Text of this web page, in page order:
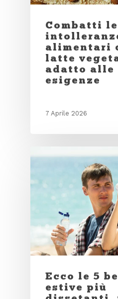
Combatti le
alimentari
latte
adatto alle
esigenze
7 Aprile 2026
Ecco le 5
estive più